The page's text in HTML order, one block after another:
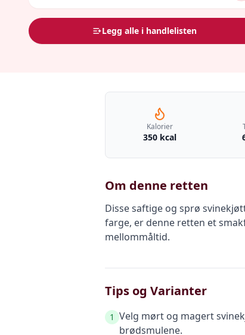
Legg alle i handlelisten
Kalorier
350 kcal
Om denne retten
Disse saftige og sprø
farge, er denne retten et
mellommåltid.
Tips og Varianter
1 Velg mørt og magert
brødsmulene.